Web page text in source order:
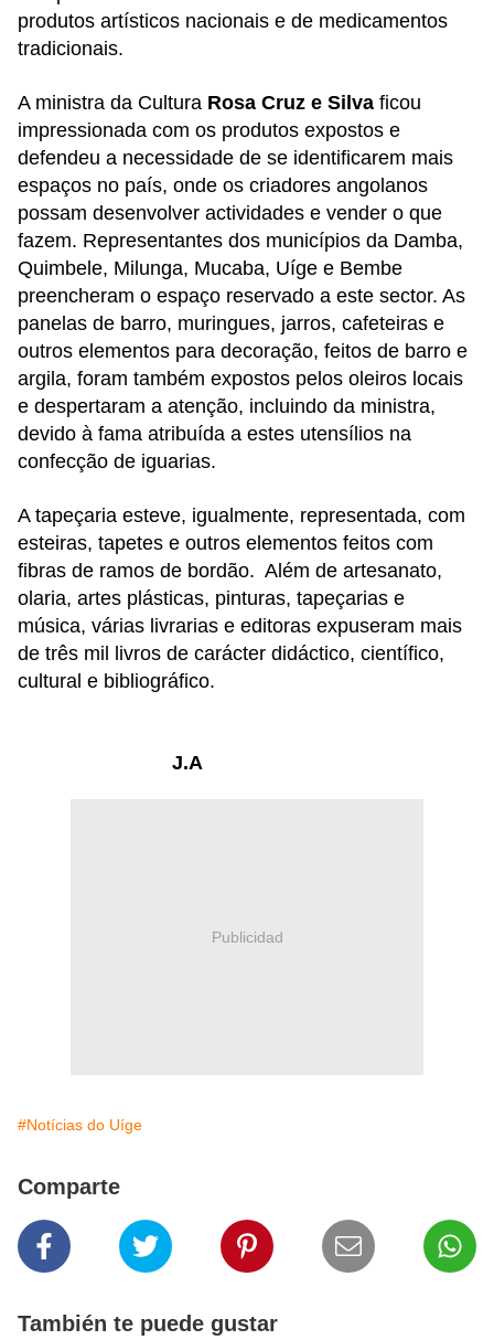
produtos artísticos nacionais e de medicamentos
tradicionais.
A ministra da Cultura Rosa Cruz e Silva ficou
impressionada com os produtos expostos e
defendeu a necessidade de se identificarem mais
espaços no país, onde os criadores angolanos
possam desenvolver actividades e vender o que
fazem. Representantes dos municípios da Damba,
Quimbele, Milunga, Mucaba, Uíge e Bembe
preencheram o espaço reservado a este sector. As
panelas de barro, muringues, jarros, cafeteiras e
outros elementos para decoração, feitos de barro e
argila, foram também expostos pelos oleiros locais
e despertaram a atenção, incluindo da ministra,
devido à fama atribuída a estes utensílios na
confecção de iguarias.
A tapeçaria esteve, igualmente, representada, com
esteiras, tapetes e outros elementos feitos com
fibras de ramos de bordão. Além de artesanato,
olaria, artes plásticas, pinturas, tapeçarias e
música, várias livrarias e editoras expuseram mais
de três mil livros de carácter didáctico, científico,
cultural e bibliográfico.
J.A
Publicidad
#Notícias do Uíge
Comparte
También te puede gustar